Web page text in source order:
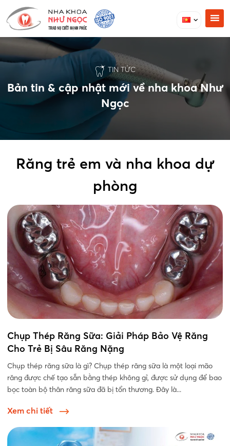
TIN TỨC
Bản tin & cập nhật mới về nha khoa Như
Ngọc
Răng trẻ em và nha khoa dự
phòng
Chụp Thép Răng Sữa: Giải Pháp Bảo Vệ Răng
Cho Trẻ Bị Sâu Răng Nặng
Chụp thép răng sữa là gì? Chụp thép răng sữa là một loại mão
răng được chế tạo sẵn bằng thép không gỉ, được sử dụng để bao
bọc toàn bộ thân răng sữa đã bị tổn thương. Đây là...
Xem chi tiết